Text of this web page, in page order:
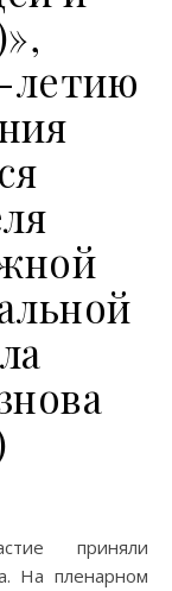
летию
На пленарном